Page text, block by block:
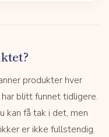
produkter hver
blitt funnet tidligere.
kan få tak i det, men
er ikke fullstendig.